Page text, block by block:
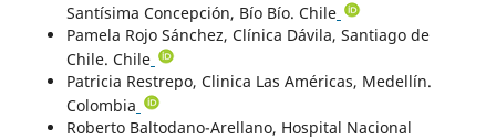
Santísima Concepción, Bío Bío. Chile
Pamela Rojo Sánchez, Clínica Dávila, Santiago de
Chile. Chile
Patricia Restrepo, Clinica Las Américas, Medellín.
Colombia
Roberto Baltodano-Arellano, Hospital Nacional